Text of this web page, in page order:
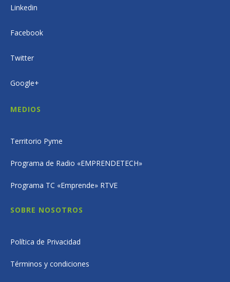
Linkedin
Facebook
Twitter
Google+
MEDIOS
Territorio Pyme
Programa de Radio «EMPRENDETECH»
Programa TC «Emprende» RTVE
SOBRE NOSOTROS
Política de Privacidad
Términos y condiciones